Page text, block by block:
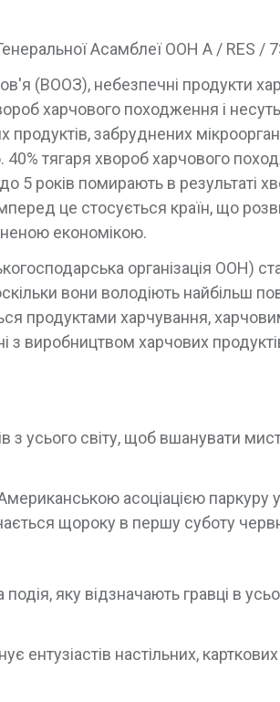
Асамблеї ООН A / RES /
(ВООЗ), небезпечні продукти
харчового походження і
продуктів, забруднених
тягаря хвороб харчового
5 років помирають в результаті
це стосується країн, що
економікою.
організація ООН)
вони володіють найбільш
продуктами харчування,
з виробництвом харчових
усього світу, щоб вшанувати
асоціацією паркуру у
щороку в першу суботу
яку відзначають гравці в
настільних, карткових